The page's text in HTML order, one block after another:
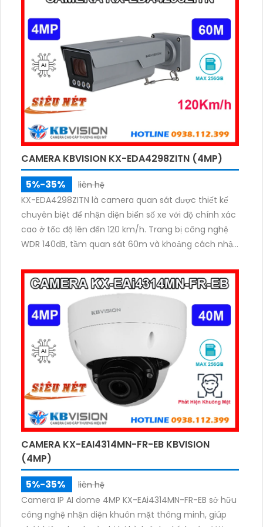
diện người và phương tiện, cùng tính năng chụp biển
số xe ở tốc độ dưới 60km/h.
CAMERA KBVISION KX-EDA4298ZITN (4MP)
5%-35%
liên hệ
KX-EDA4298ZITN là camera quan sát được thiết kế
chuyên biệt để nhận diện biển số xe với độ chính xác
cao ở tốc độ lên đến 120 km/h. Trang bị công nghệ
WDR 140dB, tầm quan sát 60m và khoảng cách nhận
sắc nét trong mọi điều kiện ánh sáng. Chuẩn nén
H.265, hỗ trợ thẻ nhớ 256GB, đạt chuẩn IP67, IK10 và
tích hợp POE giá rẻ.
CAMERA KX-EAI4314MN-FR-EB KBVISION
(4MP)
5%-35%
liên hệ
Camera IP AI dome 4MP KX-EAi4314MN-FR-EB sở hữu
công nghệ nhận diện khuôn mặt thông minh, giúp